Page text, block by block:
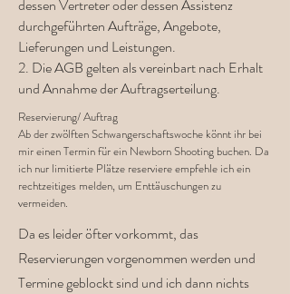
dessen Vertreter oder dessen Assistenz
durchgeführten Aufträge, Angebote,
Lieferungen und Leistungen.
2. Die AGB gelten als vereinbart nach Erhalt
und Annahme der Auftragserteilung.
Reservierung/ Auftrag
Ab der zwölften Schwangerschaftswoche könnt ihr bei
mir einen Termin für ein Newborn Shooting buchen. Da
ich nur limitierte Plätze reserviere empfehle ich ein
rechtzeitiges melden, um Enttäuschungen zu
vermeiden.
Da es leider öfter vorkommt, das
Reservierungen vorgenommen werden und
Termine geblockt sind und ich dann nichts